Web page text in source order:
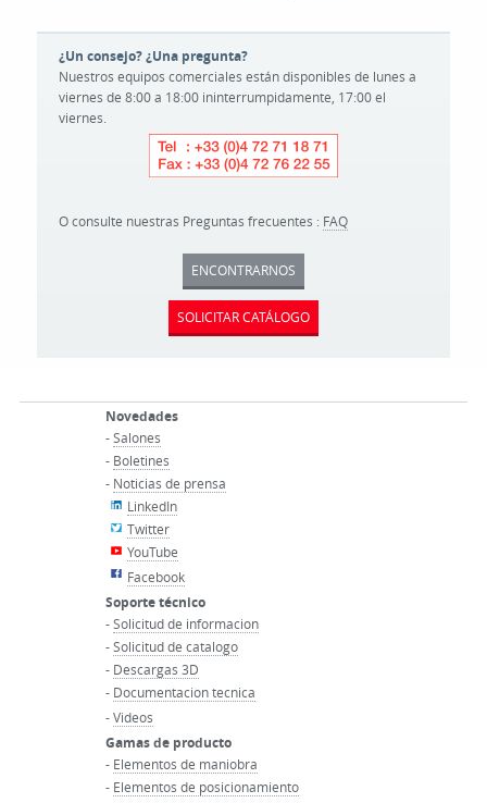
¿Un consejo? ¿Una pregunta?
Nuestros equipos comerciales están disponibles de lunes a
viernes de 8:00 a 18:00 ininterrumpidamente, 17:00 el
viernes.
O consulte nuestras Preguntas frecuentes : FAQ
ENCONTRARNOS
SOLICITAR CATÁLOGO
Novedades
-Salones
- Boletines
- Noticias de prensa
LinkedIn
Twitter
YouTube
Facebook
Soporte técnico
-Solicitud de informacion
-Solicitud de catalogo
- Descargas 3D
- Documentacion tecnica
-Videos
Gamas de producto
- Elementos de maniobra
- Elementos de posicionamiento